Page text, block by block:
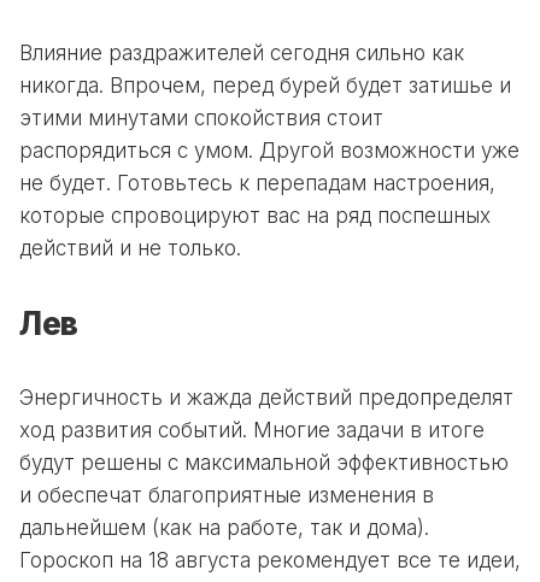
Влияние раздражителей сегодня сильно как
никогда. Впрочем, перед бурей будет затишье и
этими минутами спокойствия стоит
распорядиться с умом. Другой возможности уже
не будет. Готовьтесь к перепадам настроения,
которые спровоцируют вас на ряд поспешных
действий и не только.
Лев
Энергичность и жажда действий предопределят
ход развития событий. Многие задачи в итоге
будут решены с максимальной эффективностью
и обеспечат благоприятные изменения в
дальнейшем (как на работе, так и дома).
Гороскоп на 18 августа рекомендует все те идеи,